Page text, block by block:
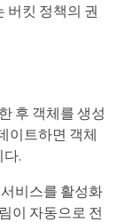
버킷 정책의 권
후 객체를 생성
이트하면 객체
.
비스를 활성화
이 자동으로 전